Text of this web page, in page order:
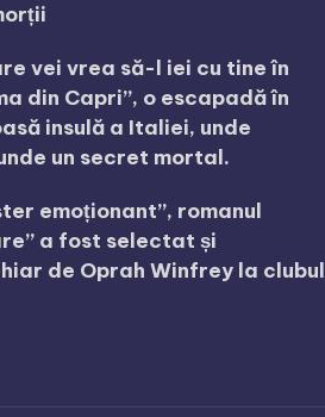
vei vrea să-l iei cu tine în
din Capri”, o escapadă în
insulă a Italiei, unde
un secret mortal.
emoționant”, romanul
a fost selectat și
de Oprah Winfrey la clubul